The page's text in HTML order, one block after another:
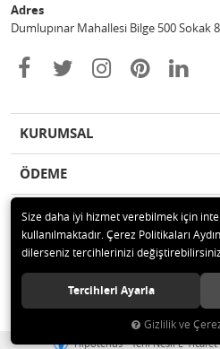
Adres
Dumlupınar Mahallesi Bilge 500 Sokak
KURUMSAL
ÖDEME
İLETİŞİM
© 2020 MAG OTOMOTİV
Hipotenüs Yeni Nesil E-Ticaret
Size daha iyi hizmet verebilmek için
kullanılmaktadır. Çerez Politikaları
dilerseniz tercihlerinizi
Tercihleri Ayarla
Gizlilik ve